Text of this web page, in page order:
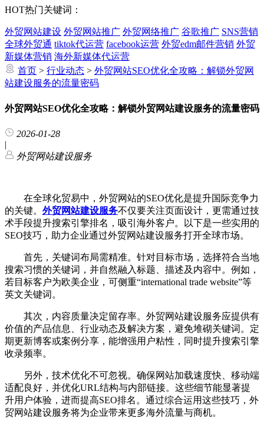
HOT热门关键词：
外贸网站建设 外贸网站推广 外贸网络推广 谷歌推广 SNS营销
全球外贸通 tiktok代运营 facebook运营 外贸edm邮件营销 外贸
新媒体营销 海外新媒体代运营
首页 > 行业动态 > 外贸网站SEO优化全攻略：解锁外贸网
站建设服务的流量密码
外贸网站SEO优化全攻略：解锁外贸网站建设服务的流量密码
2026-01-28
|
外贸网站建设服务
在全球化贸易中，外贸网站的SEO优化是提升国际竞争力
的关键。 外贸网站建设服务不仅要关注页面设计，更需通过技
术手段提升搜索引擎排名，吸引海外客户。以下是一些实用的
SEO技巧，助力企业通过外贸网站建设服务打开全球市场。
首先，关键词布局需精准。针对目标市场，选择符合当地
搜索习惯的关键词，并自然融入标题、描述及内容中。例如，
若目标客户为欧美企业，可侧重“international trade website”等
英文关键词。
其次，内容质量决定留存率。外贸网站建设服务应提供有
价值的产品信息、行业动态及解决方案，避免堆砌关键词。定
期更新博客或案例分享，能增强用户粘性，同时提升搜索引擎
收录频率。
另外，技术优化不可忽视。确保网站加载速度快、移动端
适配良好，并优化URL结构与内部链接。这些细节能显著提
升用户体验，进而提高SEO排名。通过综合运用这些技巧，外
贸网站建设服务将为企业带来更多海外流量与商机。